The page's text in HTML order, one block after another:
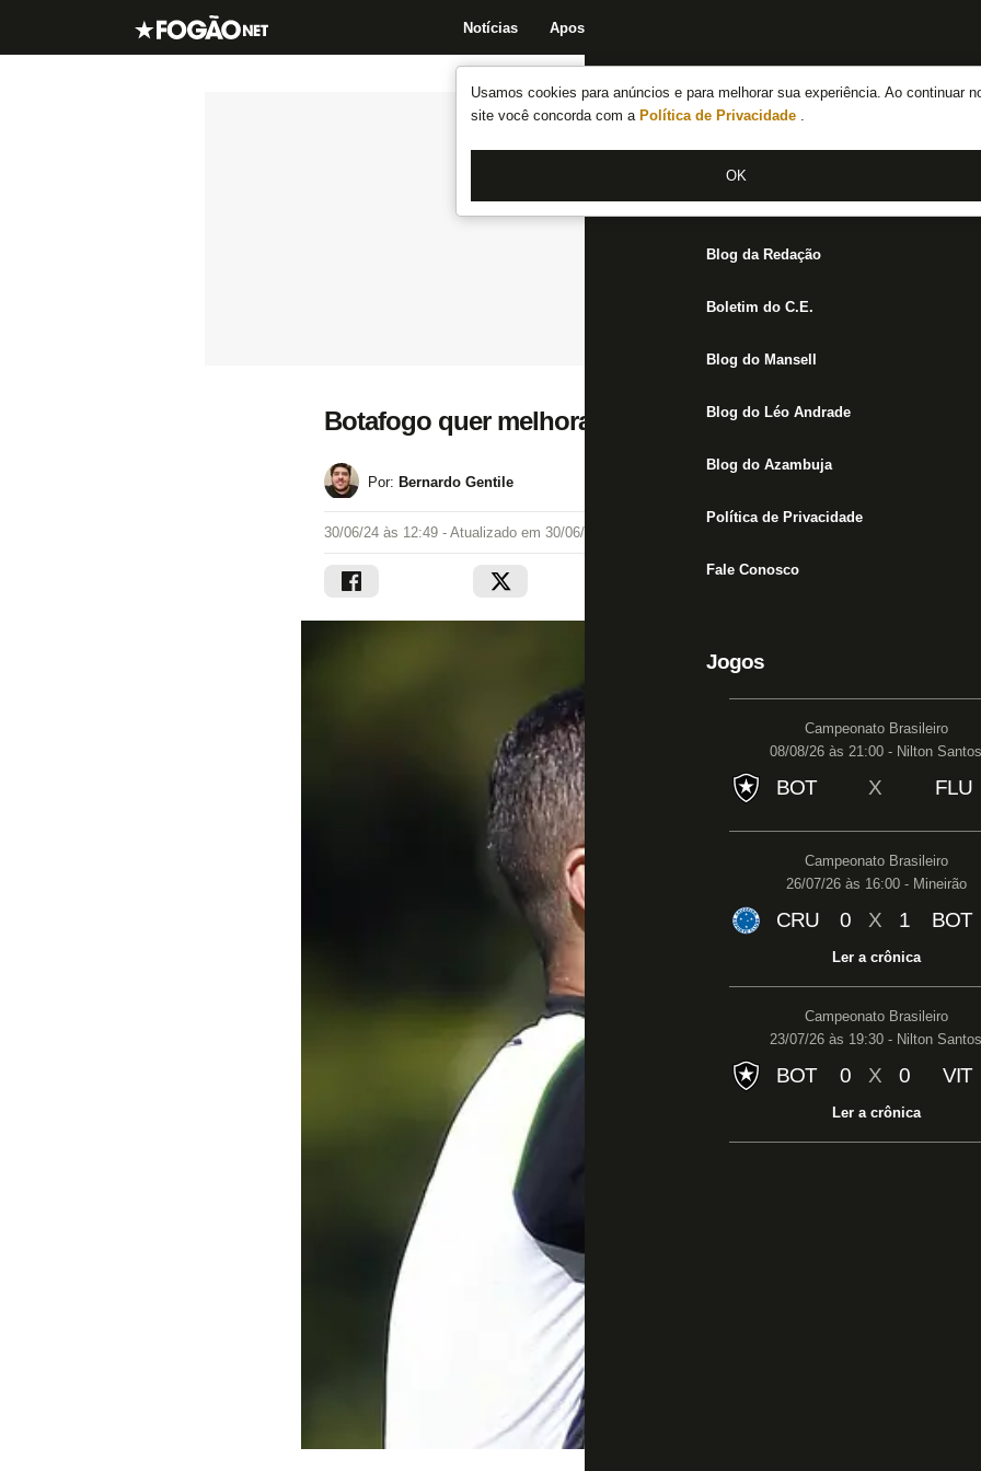
Usamos cookies para anúncios e para melhorar sua experiência. Ao continuar
site você concorda com a Política de Privacidade .
OK
Notícias Apostas
Notícias do Botafogo
Fórum
Jogos
Blog da Redação
Boletim do C.E.
Blog do Mansell
Blog do Léo Andrade
Blog do Azambuja
Política de Privacidade
Fale Conosco
Jogos
Campeonato Brasileiro
08/08/26 às 21:00 - Nilton Santos
BOT X FLU
Campeonato Brasileiro
26/07/26 às 16:00 - Mineirão
CRU 0 X 1 BOT
Ler a crônica
Campeonato Brasileiro
23/07/26 às 19:30 - Nilton Santos
BOT 0 X 0 VIT
Ler a crônica
Botafogo quer melhorar profundidade de elenco na
Por: Bernardo Gentile
30/06/24 às 12:49 - Atualizado em 30/06/24 às 17:38